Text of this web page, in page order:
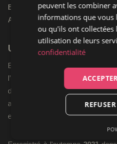
Bradley
,Brittany Howardou
Adrian QuesadadesBlack
Un artiste forgé par le
Entre 2013 et 2019,Thomas
l’écriture et les concerts. Il
des salles commel’Olympia,la
autant de lieux symboliques
expérience de la scène se
peuvent les combiner
informations que vous
ou qu'ils ont collectées
utilisation de leurs
confidentialité